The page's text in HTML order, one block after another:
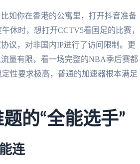
如你在香港的公寓里，打开抖音准备
休时，想打开CCTV5看国足的比赛，
议，对非国内IP进行了访问限制。更
量有限，看一场完整的NBA季后赛都
性要求极高，普通的加速器根本满足
的“全能选手”
连